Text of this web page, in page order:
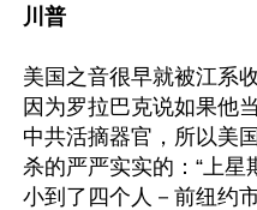
川普
美国之音很早就被江系
因为罗拉巴克说如果他
中共活摘器官，所以美
杀的严严实实的：“上
小到了四个人－前纽约